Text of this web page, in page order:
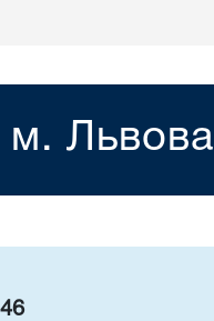
м. Львова